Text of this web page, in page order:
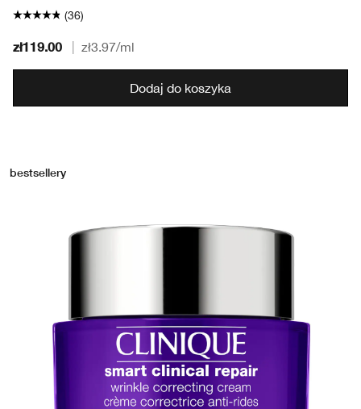
(36)
zł119.00 zł3.97/ml
Dodaj do koszyka
bestsellery